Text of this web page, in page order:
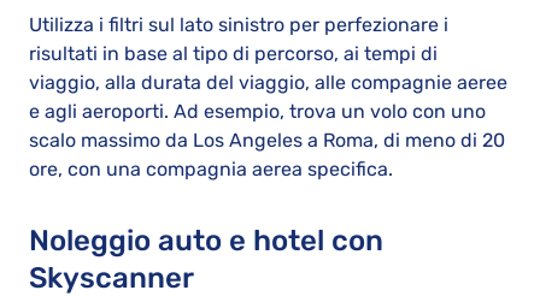
Utilizza i filtri sul lato sinistro per perfezionare i
risultati in base al tipo di percorso, ai tempi di
viaggio, alla durata del viaggio, alle compagnie aeree
e agli aeroporti. Ad esempio, trova un volo con uno
scalo massimo da Los Angeles a Roma, di meno di 20
ore, con una compagnia aerea specifica.
Noleggio auto e hotel con
Skyscanner